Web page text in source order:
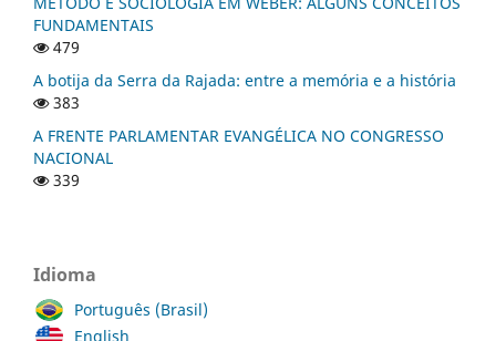
FUNDAMENTAIS
479
A botija da Serra da Rajada: entre a memória e a história
383
A FRENTE PARLAMENTAR EVANGÉLICA NO CONGRESSO
NACIONAL
339
Idioma
Português (Brasil)
English